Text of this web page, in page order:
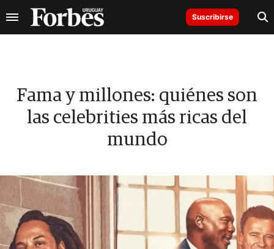
Suscribirse
Fama y millones: quiénes son
las celebrities más ricas del
mundo